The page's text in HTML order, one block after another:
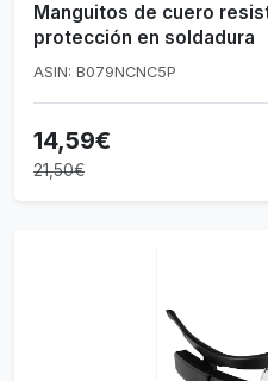
Manguitos de cuero
protección en soldadura
ASIN: B079NCNC5P
14,59€
21,50€